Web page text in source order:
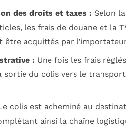
des droits et taxes : Selon
les frais de douane et la
être acquittés par
: Une fois les frais
sortie du colis vers le
colis est acheminé au
ainsi la chaîne